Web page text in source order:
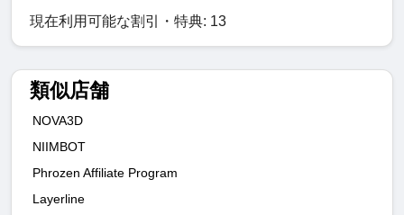
現在利用可能な割引・特典: 13
類似店舗
NOVA3D
NIIMBOT
Phrozen Affiliate Program
Layerline